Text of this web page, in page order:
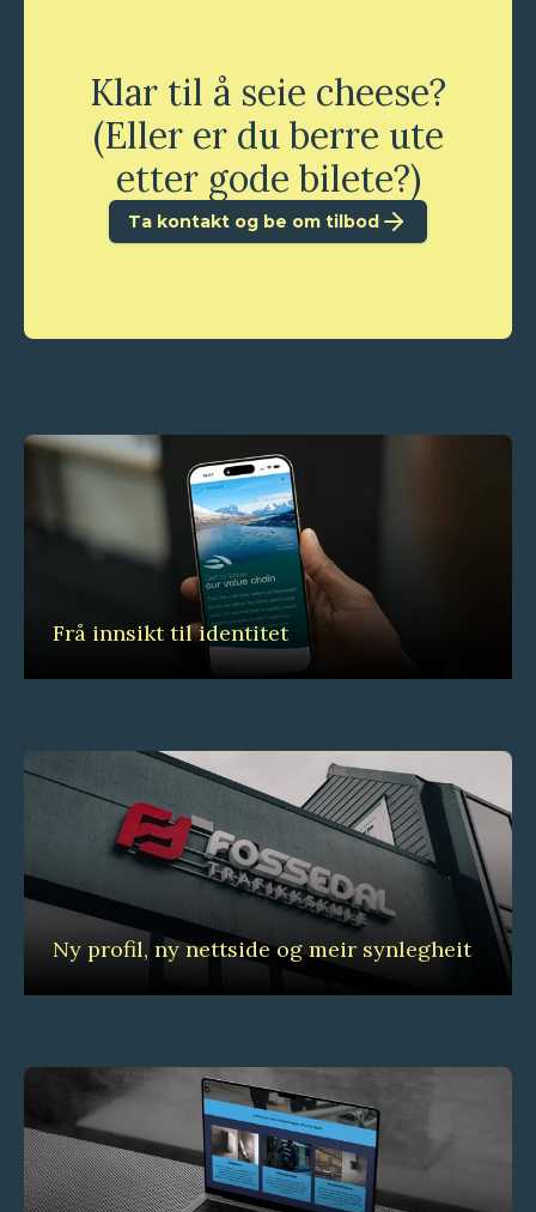
Klar til å seie cheese?
(Eller er du berre ute
etter gode bilete?)
Ta kontakt og be om tilbod
Frå innsikt til identitet
Ny profil, ny nettside og meir synlegheit